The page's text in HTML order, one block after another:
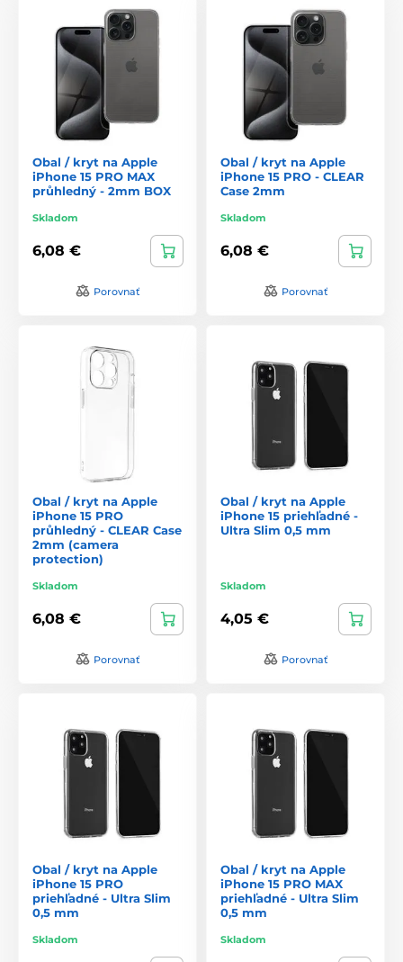
Obal / kryt na Apple
iPhone 15 PRO MAX
průhledný - 2mm BOX
Skladom
6,08 €
Porovnať
Obal / kryt na Apple
iPhone 15 PRO - CLEAR
Case 2mm
Skladom
6,08 €
Porovnať
Obal / kryt na Apple
iPhone 15 PRO
průhledný - CLEAR Case
2mm (camera
protection)
Skladom
6,08 €
Porovnať
Obal / kryt na Apple
iPhone 15 priehľadné -
Ultra Slim 0,5 mm
Skladom
4,05 €
Porovnať
Obal / kryt na Apple
iPhone 15 PRO
priehľadné - Ultra Slim
0,5 mm
Skladom
Obal / kryt na Apple
iPhone 15 PRO MAX
priehľadné - Ultra Slim
0,5 mm
Skladom